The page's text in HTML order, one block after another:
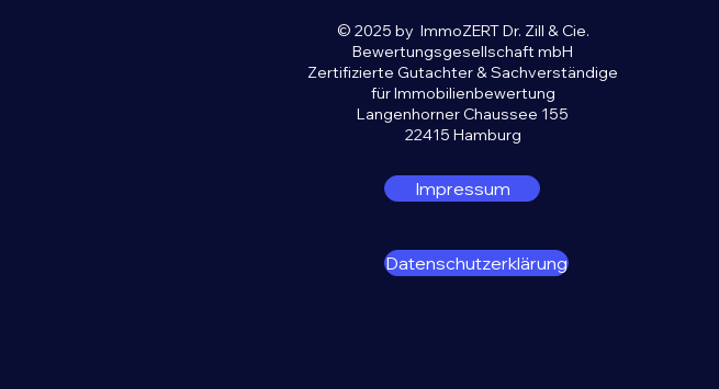
© 2025 by ImmoZERT Dr. Zill & Cie.
Bewertungsgesellschaft mbH
Zertifizierte Gutachter & Sachverständige
für Immobilienbewertung
Langenhorner Chaussee 155
22415 Hamburg
Impressum
Datenschutzerklärung